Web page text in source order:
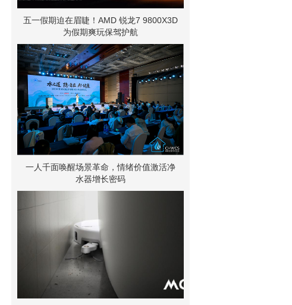
五一假期迫在眉睫！AMD 锐龙7 9800X3D
为假期爽玩保驾护航
一人千面唤醒场景革命，情绪价值激活净
水器增长密码